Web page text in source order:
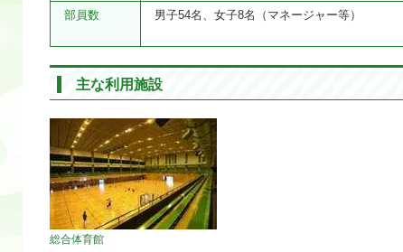
部員数 男子54名、女子8名（マネージャー等）
主な利用施設
総合体育館